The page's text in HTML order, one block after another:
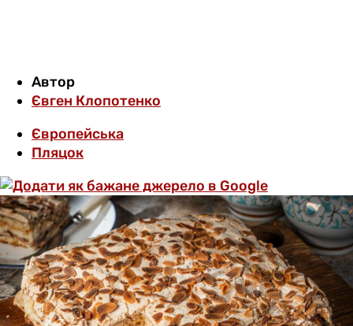
Автор
Євген Клопотенко
Європейська
Пляцок